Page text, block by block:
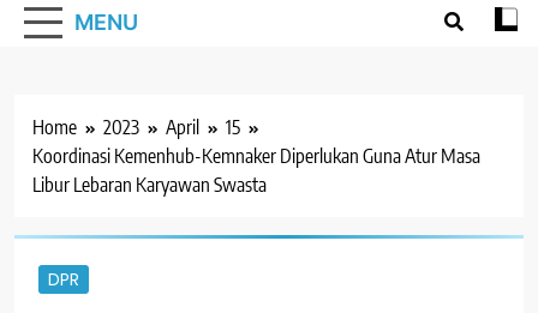
MENU
Home 2023 April
15
Koordinasi Kemenhub-Kemnaker Diperlukan Guna Atur Masa
Libur Lebaran Karyawan Swasta
DPR